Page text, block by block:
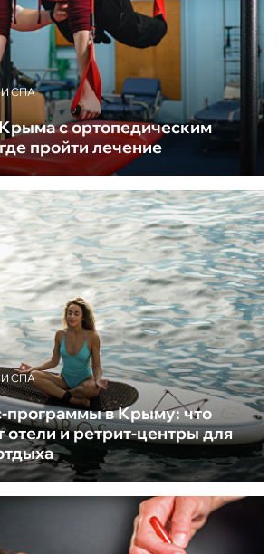
СПА
с ортопедическим
пройти лечение
СПА
программы в Крыму: что
отели и ретрит-центры для